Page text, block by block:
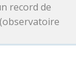
record de